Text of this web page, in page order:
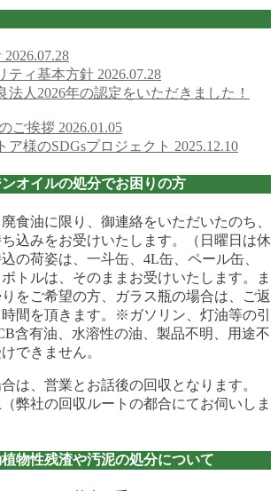
廃油の回収から始まり、その廃油を自社
業を行って参りました。今では、廃油事
事業として、産業廃棄物のリサイクル事
も、動植物性残渣に特化したリサイクル
の”を“価値あるもの”に変え、社会のお役
ています。また、弊社の基本である“も
下、様々な廃棄物について再利用・再活
求めていきたいと考えております。
取引先様、地域の方々のご支援ご協力が
、その感謝の気持ちを忘れずに、これか
して社会に貢献できるよう、色々なアイ
で出来ることを取り組んでいきます。
2026.07.28
ティ基本方針2026.07.28
法人2026年の認定をいただきました！
ご挨拶 2026.01.05
ア様のSDGsプロジェクト 2025.12.10
オイルの処分でお困りの方
食油に限り、御連絡をいただいたのち、
込みをお受けいたします。（日曜日は休